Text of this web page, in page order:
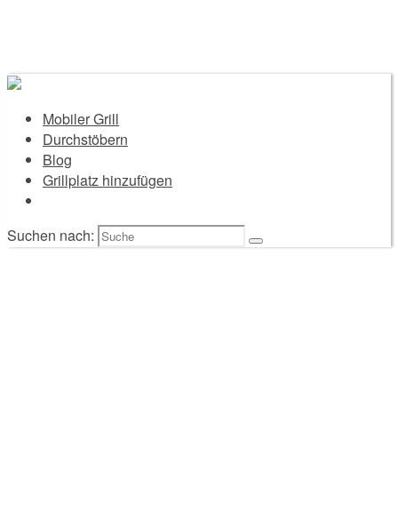
Mobiler Grill
Durchstöbern
Blog
Grillplatz hinzufügen
Suchen nach: